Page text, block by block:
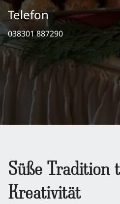
Telefon
038301 887290
Süße Tradition
Kreativität